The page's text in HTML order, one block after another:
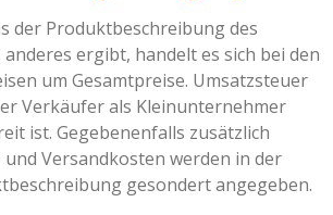
der Produktbeschreibung des
ergibt, handelt es sich bei den
um Gesamtpreise. Umsatzsteuer
Verkäufer als Kleinunternehmer
ist. Gegebenenfalls zusätzlich
Versandkosten werden in der
gesondert angegeben.